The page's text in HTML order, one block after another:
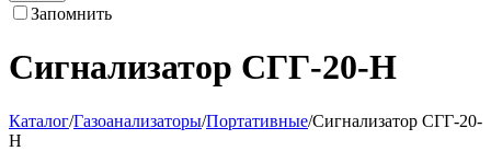
Запомнить
Сигнализатор СГГ-20-Н
Каталог/Газоанализаторы/Портативные/Сигнализатор СГГ-20-
Н